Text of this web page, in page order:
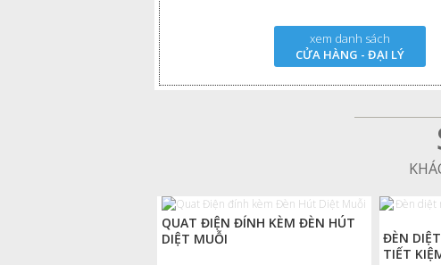
xem danh sách
CỬA HÀNG - ĐẠI LÝ
QUAT ĐIỆN ĐÍNH KÈM ĐÈN HÚT
DIỆT MUỖI
ĐÈN
TIẾT